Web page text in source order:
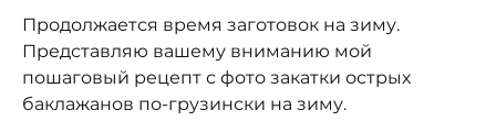
Продолжается время заготовок на зиму.
Представляю вашему вниманию мой
пошаговый рецепт с фото закатки острых
баклажанов по-грузински на зиму.